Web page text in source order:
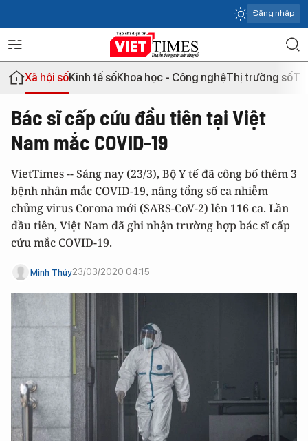
Đăng nhập
Xã hội sốKinh tế sốKhoa học - Công nghệThị trường số
Bác sĩ cấp cứu đầu tiên tại Việt
Nam mắc COVID-19
VietTimes -- Sáng nay (23/3), Bộ Y tế đã công bố thêm 3
bệnh nhân mắc COVID-19, nâng tổng số ca nhiễm
chủng virus Corona mới (SARS-CoV-2) lên 116 ca. Lần
đầu tiên, Việt Nam đã ghi nhận trường hợp bác sĩ cấp
cứu mắc COVID-19.
Minh Thúy23/03/2020 04:15